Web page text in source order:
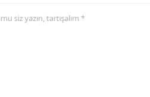
siz yazın, tartışalım *